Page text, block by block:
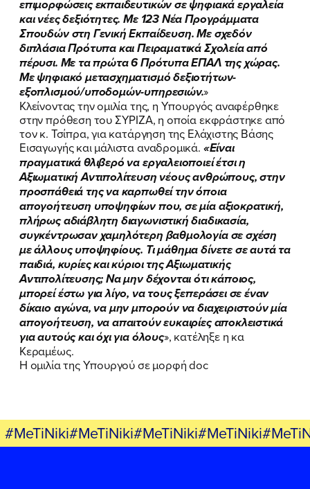
επιμορφώσεις εκπαιδευτικών σε ψηφιακά εργαλεία
και νέες δεξιότητες. Με 123 Νέα Προγράμματα
Σπουδών στη Γενική Εκπαίδευση. Με σχεδόν
διπλάσια Πρότυπα και Πειραματικά Σχολεία από
πέρυσι. Με τα πρώτα 6 Πρότυπα ΕΠΑΛ της χώρας.
Με ψηφιακό μετασχηματισμό δεξιοτήτων-
εξοπλισμού/υποδομών-υπηρεσιών.»
Κλείνοντας την ομιλία της, η Υπουργός αναφέρθηκε
στην πρόθεση του ΣΥΡΙΖΑ, η οποία εκφράστηκε από
τον κ. Τσίπρα, για κατάργηση της Ελάχιστης Βάσης
Εισαγωγής και μάλιστα αναδρομικά. «Είναι
πραγματικά θλιβερό να εργαλειοποιεί έτσι η
Αξιωματική Αντιπολίτευση νέους ανθρώπους, στην
προσπάθειά της να καρπωθεί την όποια
απογοήτευση υποψηφίων που, σε μία αξιοκρατική,
πλήρως αδιάβλητη διαγωνιστική διαδικασία,
συγκέντρωσαν χαμηλότερη βαθμολογία σε σχέση
με άλλους υποψηφίους. Τι μάθημα δίνετε σε αυτά τα
παιδιά, κυρίες και κύριοι της Αξιωματικής
Αντιπολίτευσης; Να μην δέχονται ότι κάποιος,
μπορεί έστω για λίγο, να τους ξεπεράσει σε έναν
δίκαιο αγώνα, να μην μπορούν να διαχειριστούν μία
απογοήτευση, να απαιτούν ευκαιρίες αποκλειστικά
για αυτούς και όχι για όλους», κατέληξε η κα
Κεραμέως.
Η ομιλία της Υπουργού σε μορφή doc